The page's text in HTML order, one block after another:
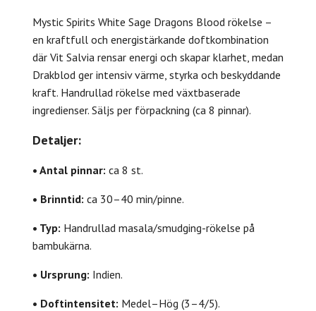
Mystic Spirits White Sage Dragons Blood rökelse –
en kraftfull och energistärkande doftkombination
där Vit Salvia rensar energi och skapar klarhet, medan
Drakblod ger intensiv värme, styrka och beskyddande
kraft. Handrullad rökelse med växtbaserade
ingredienser. Säljs per förpackning (ca 8 pinnar).
Detaljer:
• Antal pinnar: ca 8 st.
• Brinntid: ca 30–40 min/pinne.
• Typ: Handrullad masala/smudging-rökelse på
bambukärna.
• Ursprung: Indien.
• Doftintensitet: Medel–Hög (3–4/5).